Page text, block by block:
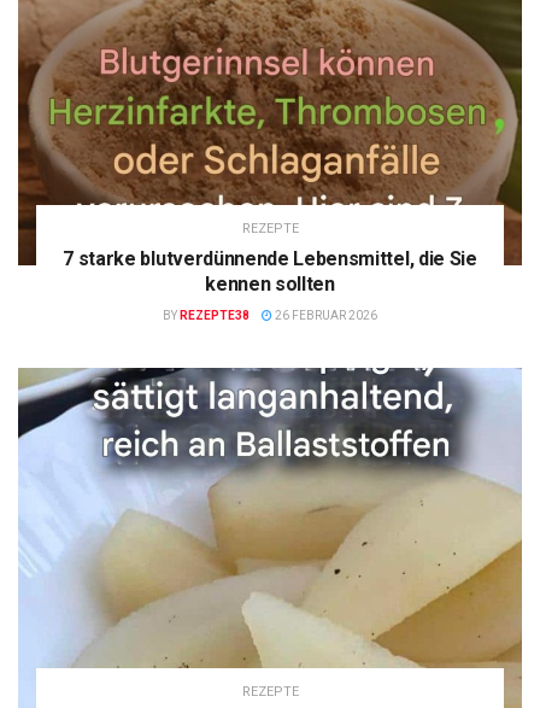
REZEPTE
7 starke blutverdünnende Lebensmittel, die Sie
kennen sollten
BY REZEPTE38 26 FEBRUAR 2026
REZEPTE